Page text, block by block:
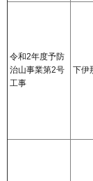
令和2年度予防
治山事業第2号
工事
下伊